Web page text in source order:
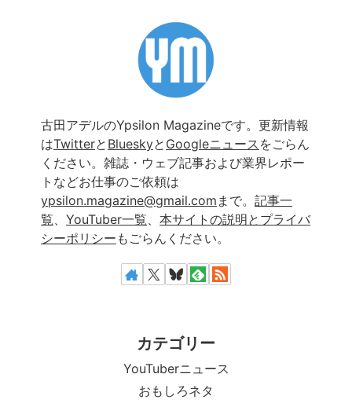
古田アデルのYpsilon Magazineです。更新情報
はTwitterと Blueskyと Googleニュース をごらん
ください。雑誌・ウェブ記事および業界レポー
トなどお仕事のご依頼は
ypsilon.magazine@gmail.com まで。 記事一
覧
YouTuber一覧
本サイトの説明とプライバ
シーポリシー もごらんください。
カテゴリー
YouTuberニュース
おもしろネタ